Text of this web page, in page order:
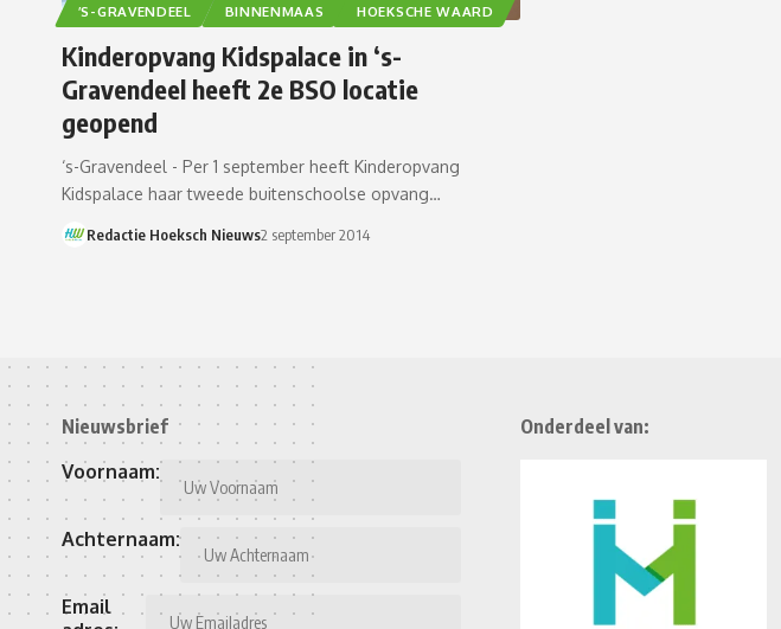
’S-GRAVENDEEL BINNENMAAS HOEKSCHE WAARD
Kinderopvang Kidspalace in ‘s-
Gravendeel heeft 2e BSO locatie
geopend
‘s-Gravendeel - Per 1 september heeft Kinderopvang
Kidspalace haar tweede buitenschoolse opvang…
Redactie Hoeksch Nieuws2 september 2014
Nieuwsbrief
Voornaam:
Achternaam:
Email
Onderdeel van: